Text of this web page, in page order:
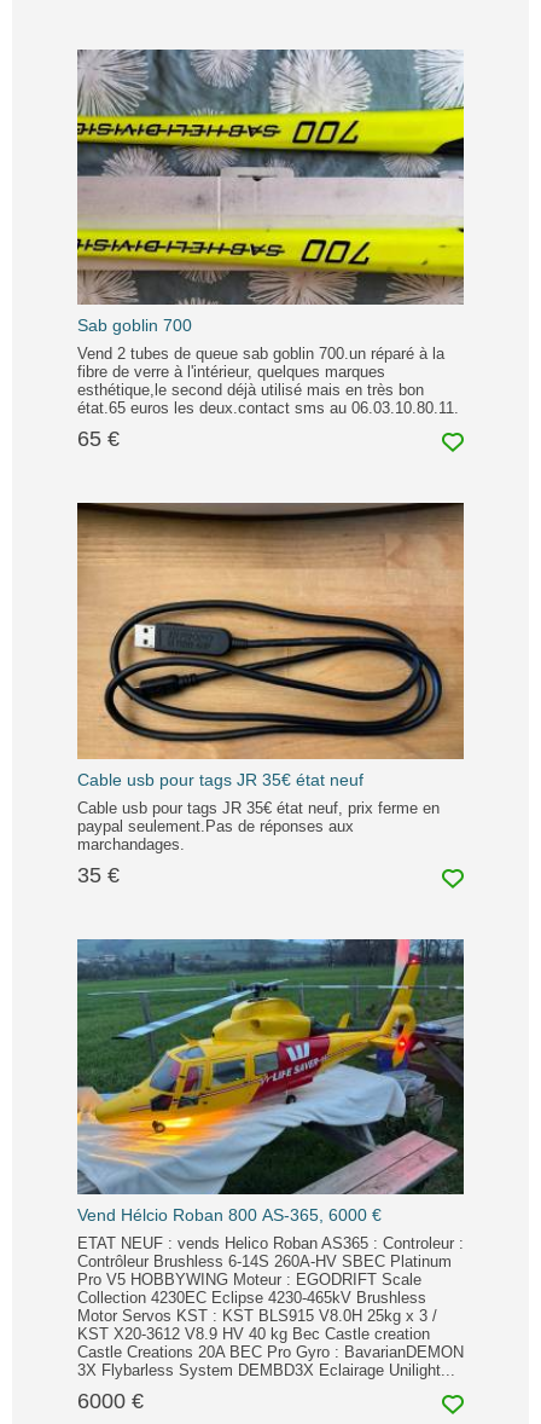
Sab goblin 700
Vend 2 tubes de queue sab goblin 700.un réparé à la
fibre de verre à l'intérieur, quelques marques
esthétique,le second déjà utilisé mais en très bon
état.65 euros les deux.contact sms au 06.03.10.80.11.
65 €
Cable usb pour tags JR 35€ état neuf
Cable usb pour tags JR 35€ état neuf, prix ferme en
paypal seulement.Pas de réponses aux
marchandages.
35 €
Vend Hélcio Roban 800 AS-365, 6000 €
ETAT NEUF : vends Helico Roban AS365 : Controleur :
Contrôleur Brushless 6-14S 260A-HV SBEC Platinum
Pro V5 HOBBYWING Moteur : EGODRIFT Scale
Collection 4230EC Eclipse 4230-465kV Brushless
Motor Servos KST : KST BLS915 V8.0H 25kg x 3 /
KST X20-3612 V8.9 HV 40 kg Bec Castle creation
Castle Creations 20A BEC Pro Gyro : BavarianDEMON
3X Flybarless System DEMBD3X Eclairage Unilight...
6000 €